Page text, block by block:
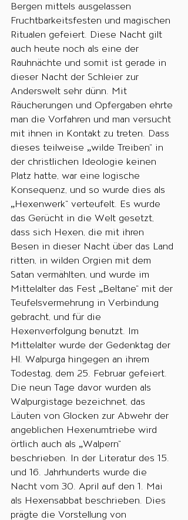
Bergen mittels ausgelassen
Fruchtbarkeitsfesten und magischen
Ritualen gefeiert. Diese Nacht gilt
auch heute noch als eine der
Rauhnächte und somit ist gerade in
dieser Nacht der Schleier zur
Anderswelt sehr dünn. Mit
Räucherungen und Opfergaben ehrte
man die Vorfahren und man versucht
mit ihnen in Kontakt zu treten. Dass
dieses teilweise „wilde Treiben“ in
der christlichen Ideologie keinen
Platz hatte, war eine logische
Konsequenz, und so wurde dies als
„Hexenwerk“ verteufelt. Es wurde
das Gerücht in die Welt gesetzt,
dass sich Hexen, die mit ihren
Besen in dieser Nacht über das Land
ritten, in wilden Orgien mit dem
Satan vermählten, und wurde im
Mittelalter das Fest „Beltane“ mit der
Teufelsvermehrung in Verbindung
gebracht, und für die
Hexenverfolgung benutzt. Im
Mittelalter wurde der Gedenktag der
Hl. Walpurga hingegen an ihrem
Todestag, dem 25. Februar gefeiert.
Die neun Tage davor wurden als
Walpurgistage bezeichnet, das
Läuten von Glocken zur Abwehr der
angeblichen Hexenumtriebe wird
örtlich auch als „Walpern“
beschrieben. In der Literatur des 15.
und 16. Jahrhunderts wurde die
Nacht vom 30. April auf den 1. Mai
als Hexensabbat beschrieben. Dies
prägte die Vorstellung von